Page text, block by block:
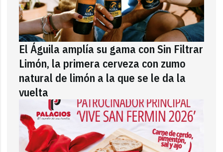
El Águila amplía su gama con Sin Filtrar
Limón, la primera cerveza con zumo
natural de limón a la que se le da la
vuelta